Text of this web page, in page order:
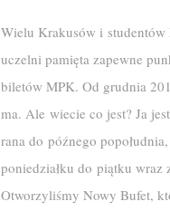
Wielu Krakusów i studentów
uczelni pamięta zapewne
biletów MPK. Od grudnia
ma. Ale wiecie co jest? Ja
rana do późnego
poniedziałku do piątku wraz
Otworzyliśmy Nowy Bufet,